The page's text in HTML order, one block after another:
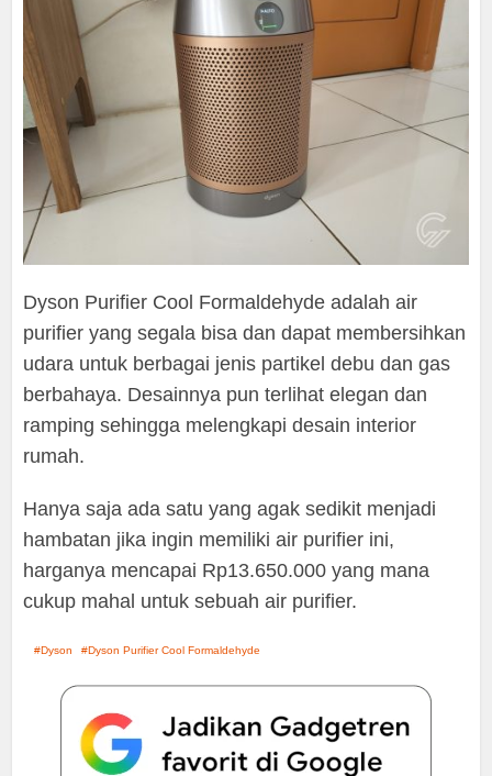
Dyson Purifier Cool Formaldehyde adalah air
purifier yang segala bisa dan dapat membersihkan
udara untuk berbagai jenis partikel debu dan gas
berbahaya. Desainnya pun terlihat elegan dan
ramping sehingga melengkapi desain interior
rumah.
Hanya saja ada satu yang agak sedikit menjadi
hambatan jika ingin memiliki air purifier ini,
harganya mencapai Rp13.650.000 yang mana
cukup mahal untuk sebuah air purifier.
Dyson Dyson Purifier Cool Formaldehyde